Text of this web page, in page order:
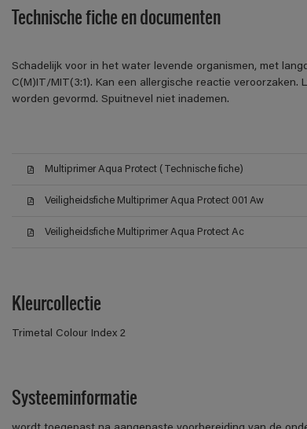
Technische fiche en documenten
Schadelijk voor in het water levende organismen, met
C(M)IT/MIT(3:1). Kan een allergische reactie
worden gevormd. Spuitnevel niet inademen.
Multiprimer Aqua Protect (Technische fiche)
Veiligheidsfiche Multiprimer Aqua Protect 001 Aw
Veiligheidsfiche Multiprimer Aqua Protect Ac
Kleurcollectie
Trimetal Colour Index 2
Systeeminformatie